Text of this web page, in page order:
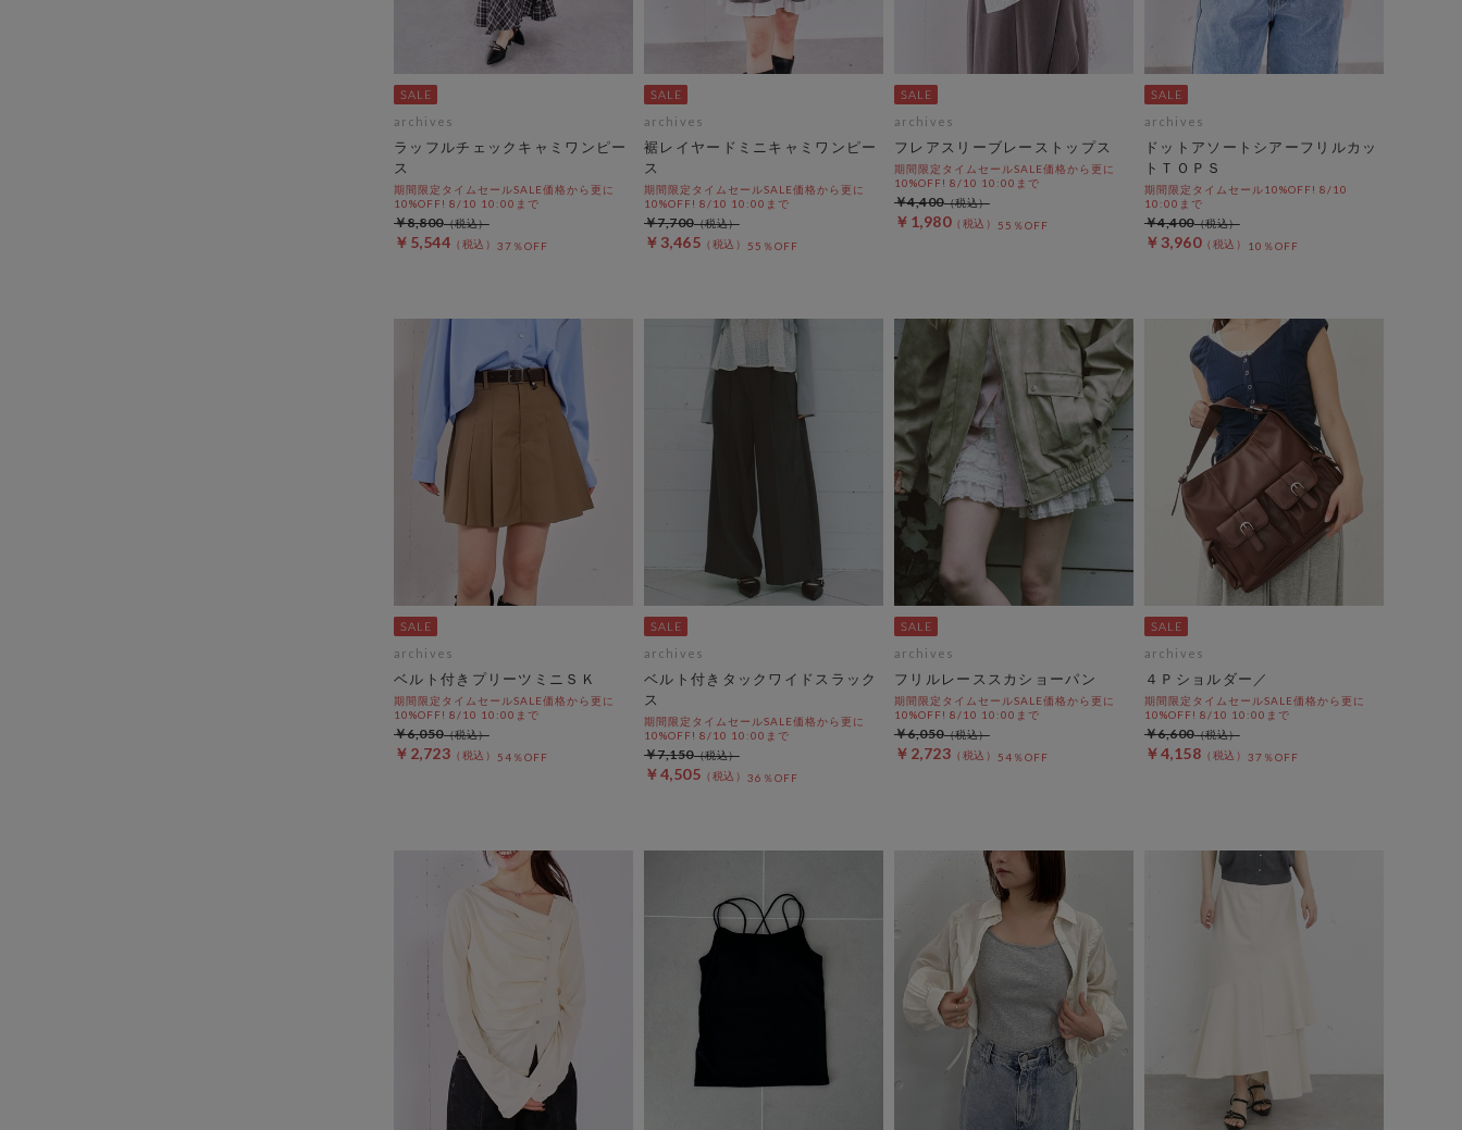
archives
ラッフルチェックキャミワンピー
ス
期間限定タイムセールSALE価格から更に
10%OFF! 8/10 10:00まで
￥5,544 37％OFF
￥8,800
archives
裾レイヤードミニキャミワンピー
ス
期間限定タイムセールSALE価格から更に
10%OFF! 8/10 10:00まで
￥3,465 55％OFF
￥7,700
archives
フレアスリーブレーストップス
期間限定タイムセールSALE価格から更に
10%OFF! 8/10 10:00まで
￥1,980 55％OFF
￥4,400
archives
ドットアソートシアーフリルカッ
トＴＯＰＳ
期間限定タイムセール10%OFF! 8/10
10:00まで
￥3,960 10％OFF
￥4,400
archives
ベルト付きプリーツミニＳＫ
期間限定タイムセールSALE価格から更に
10%OFF! 8/10 10:00まで
￥2,723 54％OFF
￥6,050
archives
ベルト付きタックワイドスラック
ス
期間限定タイムセールSALE価格から更に
10%OFF! 8/10 10:00まで
￥4,505 36％OFF
￥7,150
archives
フリルレーススカショーパン
期間限定タイムセールSALE価格から更に
10%OFF! 8/10 10:00まで
￥2,723 54％OFF
￥6,050
archives
４Ｐショルダー／
期間限定タイムセールSALE価格から更に
10%OFF! 8/10 10:00まで
￥4,158 37％OFF
￥6,600